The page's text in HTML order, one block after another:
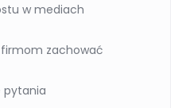
w mediach
zachować
pytania